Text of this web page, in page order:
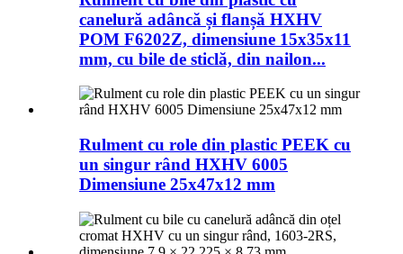
canelură adâncă și flanșă HXHV
POM F6202Z, dimensiune 15x35x11
mm, cu bile de sticlă, din nailon...
Rulment cu role din plastic PEEK cu
un singur rând HXHV 6005
Dimensiune 25x47x12 mm